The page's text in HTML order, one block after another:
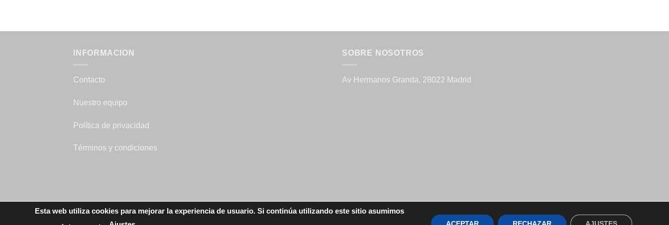
INFORMACION
Contacto
Nuestro equipo
Política de privacidad
Términos y condiciones
SOBRE NOSOTROS
Av Hermanos Granda, 28022 Madrid
Esta web utiliza cookies para mejorar la experiencia de usuario. Si continúa utilizando este sitio asumimos